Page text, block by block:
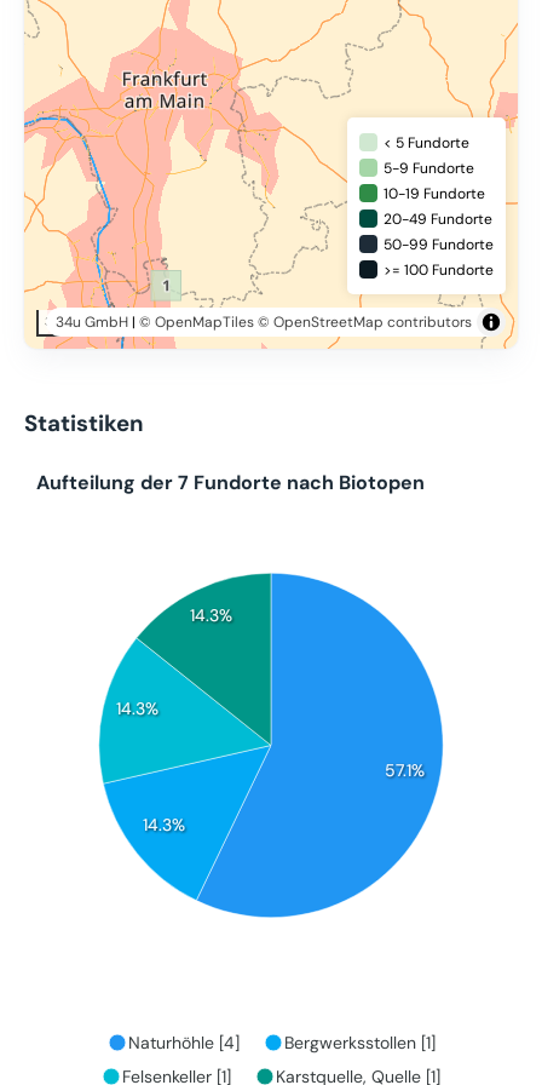
30 km
34u GmbH| © OpenMapTiles© OpenStreetMap contributors
< 5 Fundorte
5-9 Fundorte
10-19 Fundorte
20-49 Fundorte
50-99 Fundorte
>= 100 Fundorte
Statistiken
57.1%
14.3%
14.3%
14.3%
Aufteilung der 7 Fundorte nach Biotopen
Naturhöhle [4]
Bergwerksstollen [1]
Felsenkeller [1]
Karstquelle, Quelle [1]